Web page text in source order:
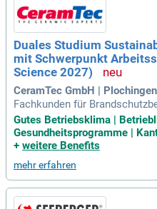
Duales Studium
mit Schwerpunkt
Science 2027)
CeramTec GmbH | Plochingen
Fachkunden für
auftragte [w/m/d] für Abfall
die Fachkraft [w/m/d] für
Gutes Betriebsklima |
Gesundheitsprogramme |
+ weitere Benefits
mehr erfahren